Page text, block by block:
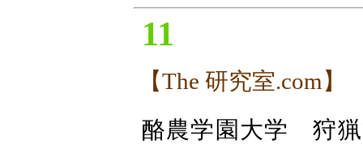
11
【The 研究室.com】
酪農学園大学 狩猟